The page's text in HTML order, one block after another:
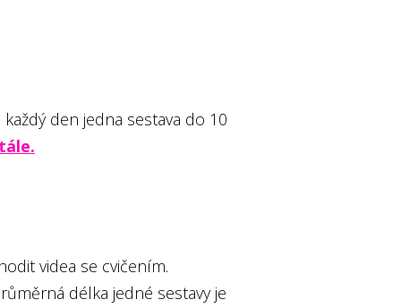
den jedna sestava do 10
videa se cvičením.
délka jedné sestavy je